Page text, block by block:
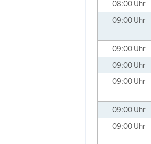
08:00 Uhr
09:00 Uhr
09:00 Uhr
09:00 Uhr
09:00 Uhr
09:00 Uhr
09:00 Uhr